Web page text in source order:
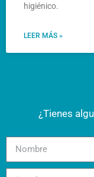
higiénico.
LEER MÁS »
¿Tienes